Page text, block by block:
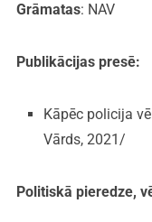
Grāmatas: NAV
Publikācijas presē:
Kāpēc policija
Vārds, 2021/
Politiskā pieredze,